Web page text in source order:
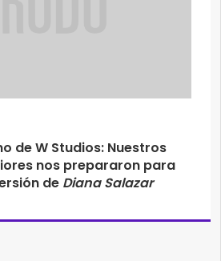
de W Studios: Nuestros
nos prepararon para
de Diana Salazar